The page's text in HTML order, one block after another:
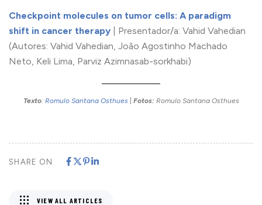
Checkpoint molecules on tumor cells: A paradigm
shift in cancer therapy | Presentador/a: Vahid Vahedian
(Autores: Vahid Vahedian, João Agostinho Machado
Neto, Keli Lima, Parviz Azimnasab-sorkhabi)
Texto: Romulo Santana Osthues| Fotos: Romulo Santana Osthues
SHARE ON
VIEW ALL ARTICLES